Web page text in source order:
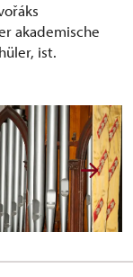
akademische
ist.